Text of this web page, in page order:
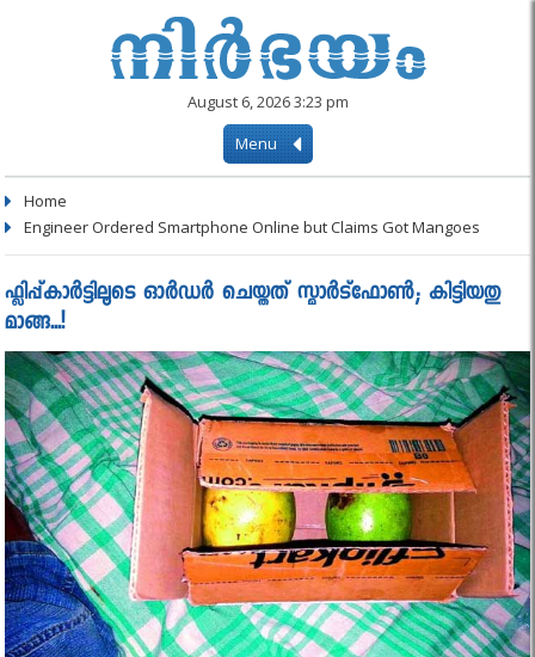
August 6, 2026 3:23 pm
Menu
Home
Engineer Ordered Smartphone Online but Claims Got Mangoes
ഫ്ലിപ്പ്കാർട്ടിലൂടെ ഓർഡർ ചെയ്തത് സ്മാർട്ഫോൺ; കിട്ടിയതു
മാങ്ങ...!